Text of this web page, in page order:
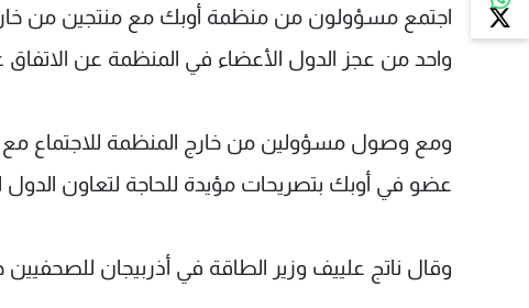
اجتمع مسؤولون من منظمة أوبك مع منتجين من
واحد من عجز الدول الأعضاء في المنظمة عن الاتفاق
ومع وصول مسؤولين من خارج المنظمة للاجتماع مع
عضو في أوبك بتصريحات مؤيدة للحاجة لتعاون الدول
وقال ناتج علييف وزير الطاقة في أذربيجان